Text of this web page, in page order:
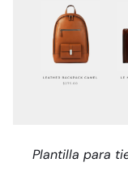
Plantilla para